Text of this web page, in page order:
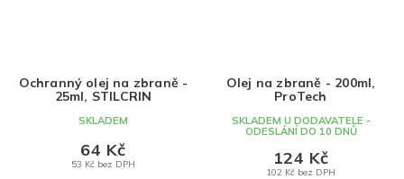
Ochranný olej na zbraně -
25ml, STILCRIN
SKLADEM
53 Kč bez DPH
64 Kč
Olej na zbraně - 200ml,
ProTech
SKLADEM U DODAVATELE -
ODESLÁNÍ DO 10 DNŮ
102 Kč bez DPH
124 Kč